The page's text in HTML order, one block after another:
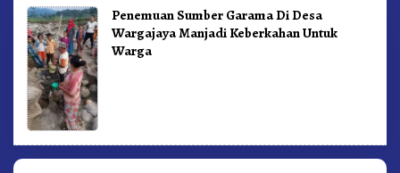
Penemuan Sumber Garama Di Desa
Wargajaya Manjadi Keberkahan Untuk
Warga